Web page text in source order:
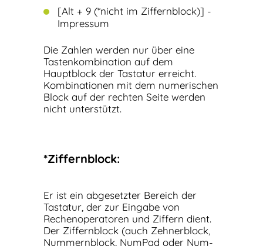
[Alt + 9 (*nicht im Ziffernblock)] -
Impressum
Die Zahlen werden nur über eine
Tastenkombination auf dem
Hauptblock der Tastatur erreicht.
Kombinationen mit dem numerischen
Block auf der rechten Seite werden
nicht unterstützt.
*Ziffernblock:
Er ist ein abgesetzter Bereich der
Tastatur, der zur Eingabe von
Rechenoperatoren und Ziffern dient.
Der Ziffernblock (auch Zehnerblock,
Nummernblock, NumPad oder Num-